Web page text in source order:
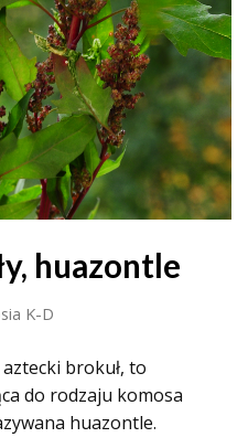
huazontle
K-D
brokuł, to
do rodzaju komosa
huazontle.